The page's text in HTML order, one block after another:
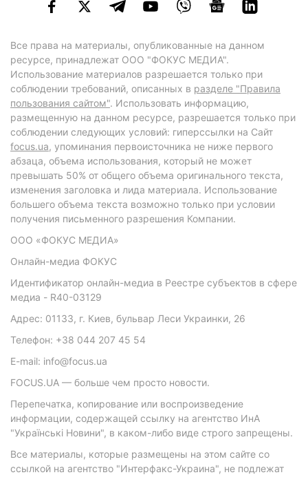
Все права на материалы, опубликованные на данном
ресурсе, принадлежат ООО "ФОКУС МЕДИА".
Использование материалов разрешается только при
соблюдении требований, описанных в разделе "Правила
пользования сайтом". Использовать информацию,
размещенную на данном ресурсе, разрешается только при
соблюдении следующих условий: гиперссылки на Сайт
focus.ua, упоминания первоисточника не ниже первого
абзаца, объема использования, который не может
превышать 50% от общего объема оригинального текста,
изменения заголовка и лида материала. Использование
большего объема текста возможно только при условии
получения письменного разрешения Компании.
ООО «ФОКУС МЕДИА»
Онлайн-медиа ФОКУС
Идентификатор онлайн-медиа в Реестре субъектов в сфере
медиа - R40-03129
Адрес: 01133, г. Киев, бульвар Леси Украинки, 26
Телефон: +38 044 207 45 54
E-mail: info@focus.ua
FOCUS.UA — больше чем просто новости.
Перепечатка, копирование или воспроизведение
информации, содержащей ссылку на агентство ИнА
"Українські Новини", в каком-либо виде строго запрещены.
Все материалы, которые размещены на этом сайте со
ссылкой на агентство "Интерфакс-Украина", не подлежат